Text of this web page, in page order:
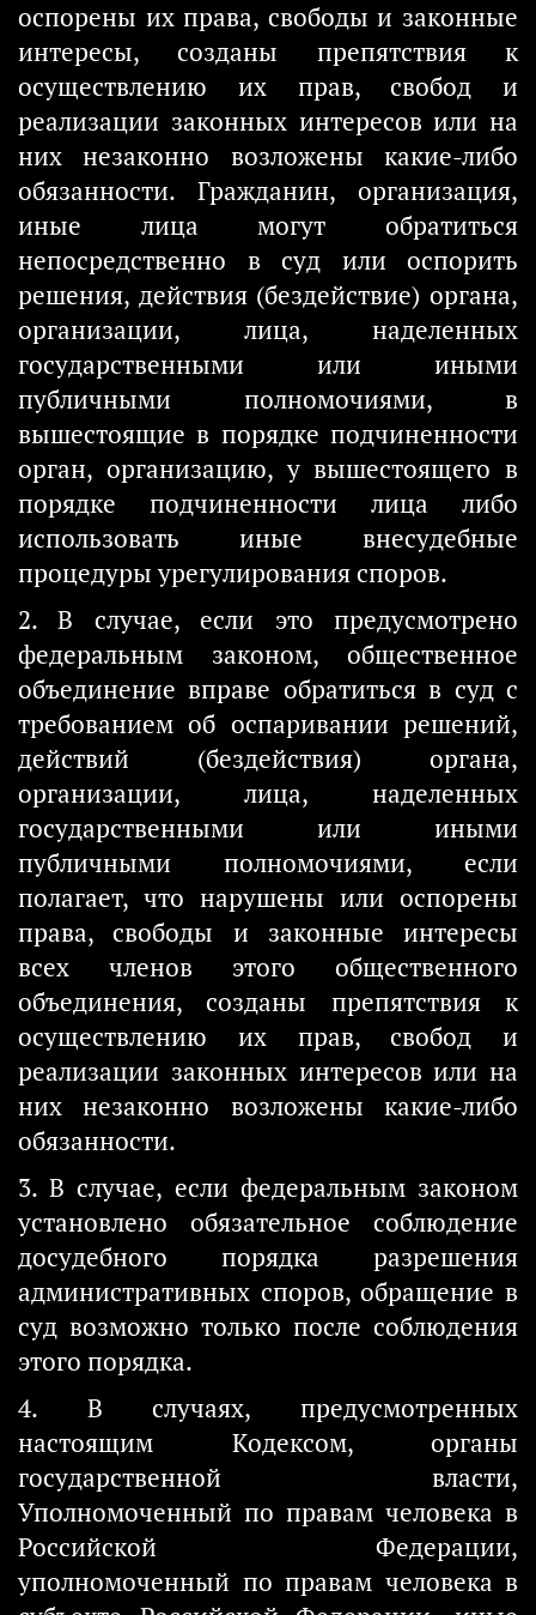
оспорены их права, свободы и законные
интересы, созданы препятствия к
осуществлению их прав, свобод и
реализации законных интересов или на
них незаконно возложены какие-либо
обязанности. Гражданин, организация,
иные лица могут обратиться
непосредственно в суд или оспорить
решения, действия (бездействие) органа,
организации, лица, наделенных
государственными или иными
публичными полномочиями, в
вышестоящие в порядке подчиненности
орган, организацию, у вышестоящего в
порядке подчиненности лица либо
использовать иные внесудебные
процедуры урегулирования споров.
2. В случае, если это предусмотрено
федеральным законом, общественное
объединение вправе обратиться в суд с
требованием об оспаривании решений,
действий (бездействия) органа,
организации, лица, наделенных
государственными или иными
публичными полномочиями, если
полагает, что нарушены или оспорены
права, свободы и законные интересы
всех членов этого общественного
объединения, созданы препятствия к
осуществлению их прав, свобод и
реализации законных интересов или на
них незаконно возложены какие-либо
обязанности.
3. В случае, если федеральным законом
установлено обязательное соблюдение
досудебного порядка разрешения
административных споров, обращение в
суд возможно только после соблюдения
этого порядка.
4. В случаях, предусмотренных
настоящим Кодексом, органы
государственной власти,
Уполномоченный по правам человека в
Российской Федерации,
уполномоченный по правам человека в